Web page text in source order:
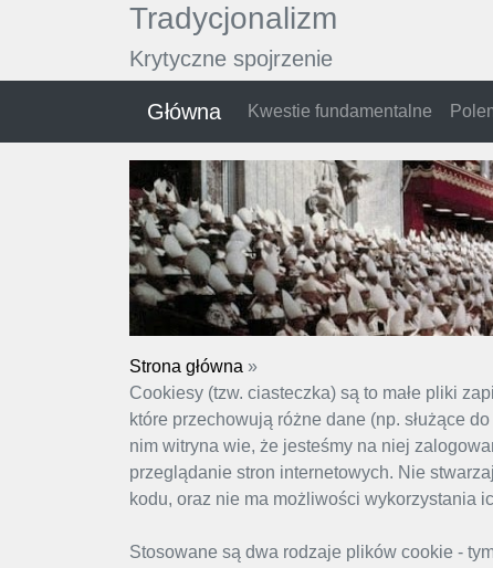
Tradycjonalizm
Krytyczne spojrzenie
Główna Kwestie fundamentalne
Strona główna »
Cookiesy (tzw. ciasteczka) są to małe pliki
które przechowują różne dane (np. służące
nim witryna wie, że jesteśmy na niej
przeglądanie stron internetowych. Nie
kodu, oraz nie ma możliwości wykorzystania
Stosowane są dwa rodzaje plików cookie -